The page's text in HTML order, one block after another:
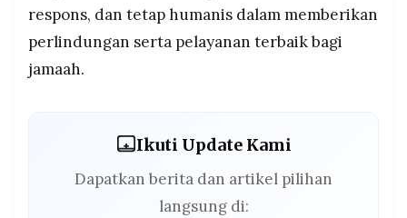
respons, dan tetap humanis dalam memberikan
perlindungan serta pelayanan terbaik bagi
jamaah.
Ikuti Update Kami
Dapatkan berita dan artikel pilihan
langsung di: